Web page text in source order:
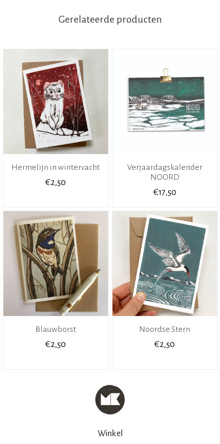
Gerelateerde producten
Hermelijn in wintervacht
€2,50
Verjaardagskalender
NOORD
€17,50
Blauwborst
€2,50
Noordse Stern
€2,50
Winkel